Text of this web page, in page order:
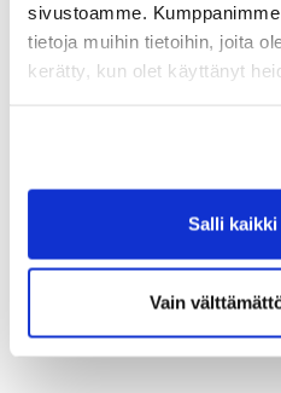
sivustoamme.
tietoja muihin tietoihin, joita
kerätty, kun olet käyttänyt
Salli kaikki
Vain